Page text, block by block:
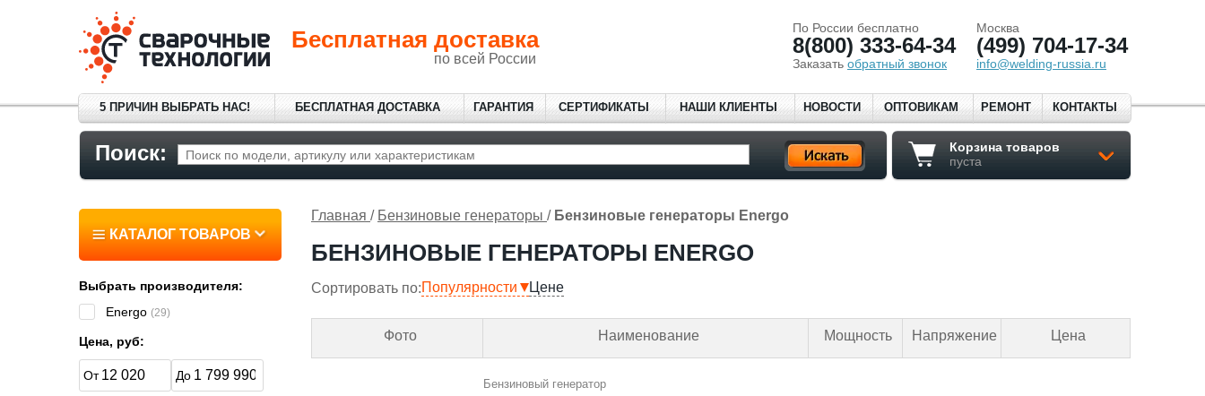
Бесплатная доставка
по всей России
По России бесплатно
8(800) 333-64-34
Заказать обратный звонок
Москва
(499) 704-17-34
info@welding-russia.ru
5 ПРИЧИН ВЫБРАТЬ НАС! БЕСПЛАТНАЯ ДОСТАВКА ГАРАНТИЯ СЕРТИФИКАТЫ НАШИ КЛИЕНТЫ НОВОСТИ ОПТОВИКАМ РЕМОНТ КОНТАКТЫ
Поиск:
Корзина товаров
пуста
Главная / Бензиновые генераторы / Бензиновые генераторы Energo
БЕНЗИНОВЫЕ ГЕНЕРАТОРЫ ENERGO
Сортировать по:Популярности Цене
Фото Наименование Мощность Напряжение Цена
Бензиновый генератор
КАТАЛОГ ТОВАРОВ
Выбрать производителя:
Energo (29)
Цена, руб: